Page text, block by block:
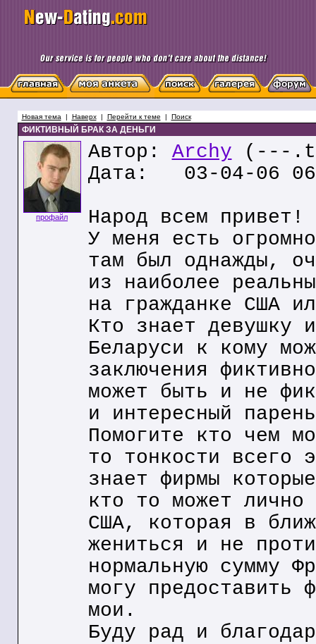
Новая тема | Наверх| Перейти к теме | Поиск
ФИКТИВНЫЙ БРАК ЗА ДЕНЬГИ
профайл
Автор: Archy (---
Дата: 03-04-06
Народ всем привет!
У меня есть
там был однажды,
из наиболее
на гражданке США
Кто знает девушку
Беларуси к кому
заключения
может быть и не
и интересный
Помогите кто чем
то тонкости всего
знает фирмы
кто то может лично
США, которая в
жениться и не
нормальную сумму
могу предоставить
мои.
Буду рад и